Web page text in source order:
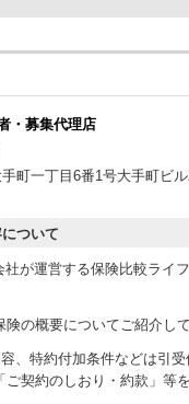
・募集代理店
町一丁目6番1号大手町ビ
ついて
が運営する保険比較ライ
険の概要についてご紹介
、特約付加条件などは引
契約のしおり・約款」等